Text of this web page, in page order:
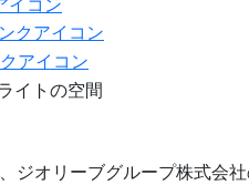
ジオリーブグループ株式会社